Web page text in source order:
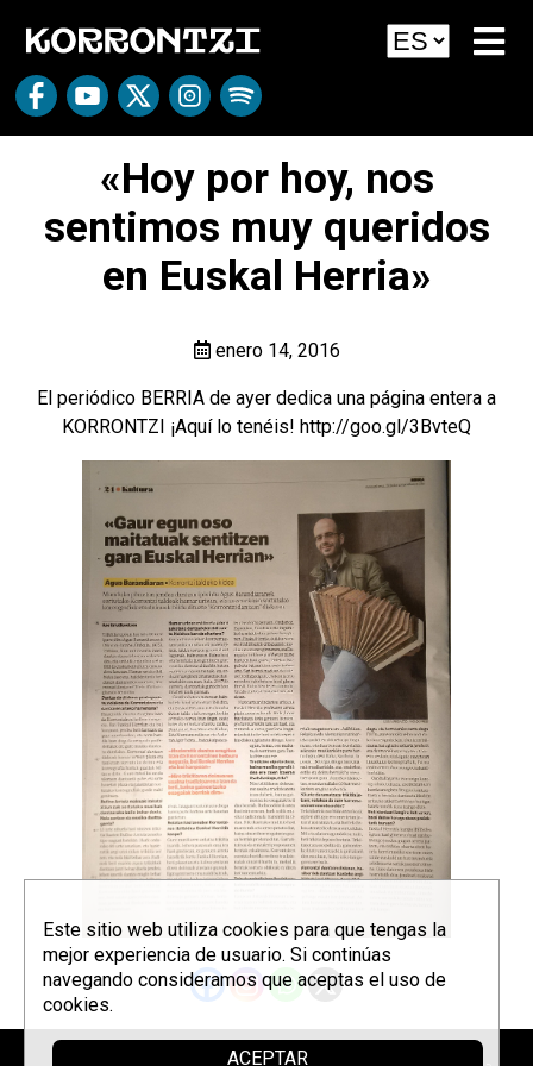
«Hoy por hoy, nos
sentimos muy queridos
en Euskal Herria»
enero 14, 2016
El periódico BERRIA de ayer dedica una página entera a
KORRONTZI ¡Aquí lo tenéis! http://goo.gl/3BvteQ
Este sitio web utiliza cookies para que tengas la
mejor experiencia de usuario. Si continúas
navegando consideramos que aceptas el uso de
cookies.
ACEPTAR